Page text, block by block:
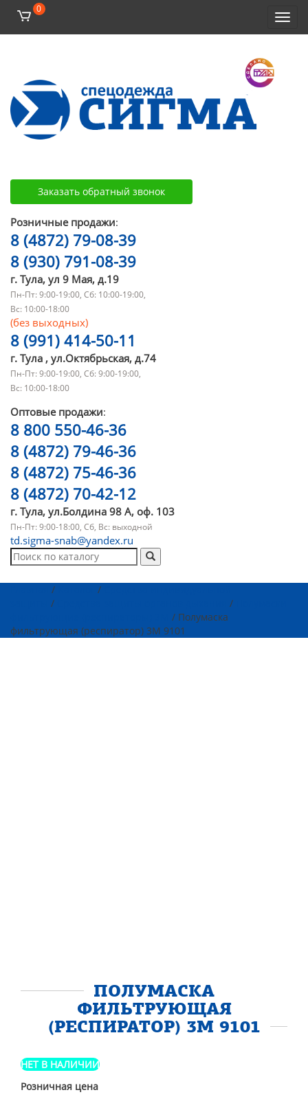
0
Заказать обратный звонок
Розничные продажи:
8 (4872) 79-08-39
8 (930) 791-08-39
г. Тула, ул 9 Мая, д.19
Пн-Пт: 9:00-19:00, Сб: 10:00-19:00,
Вс: 10:00-18:00
(без выходных)
8 (991) 414-50-11
г. Тула , ул.Октябрьская, д.74
Пн-Пт: 9:00-19:00, Сб: 9:00-19:00,
Вс: 10:00-18:00
Оптовые продажи:
8 800 550-46-36
8 (4872) 79-46-36
8 (4872) 75-46-36
8 (4872) 70-42-12
г. Тула, ул.Болдина 98 А, оф. 103
Пн-Пт: 9:00-18:00, Сб, Вс: выходной
td.sigma-snab@yandex.ru
/ /
/ /
/ Полумаска
фильтрующая (респиратор) 3М 9101
ПОЛУМАСКА
ФИЛЬТРУЮЩАЯ
(РЕСПИРАТОР) 3М 9101
НЕТ В НАЛИЧИИ
Розничная цена